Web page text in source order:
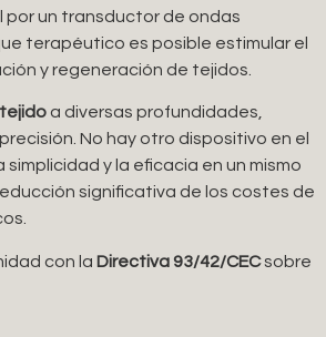
por un transductor de ondas
terapéutico es posible estimular el
y regeneración de tejidos.
a diversas profundidades,
No hay otro dispositivo en el
y la eficacia en un mismo
significativa de los costes de
con la Directiva 93/42/CECsobre